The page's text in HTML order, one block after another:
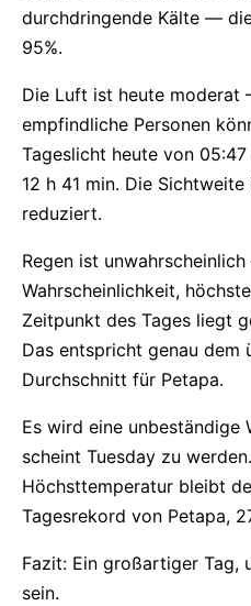
durchdringende Kälte —
95%.
Die Luft ist heute moderat
empfindliche Personen
Tageslicht heute von
12 h 41 min. Die
reduziert.
Regen ist
Wahrscheinlichkeit,
Zeitpunkt des Tages liegt
Das entspricht genau dem
Durchschnitt für Petapa.
Es wird eine unbeständige
scheint Tuesday zu
Höchsttemperatur bleibt
Tagesrekord von Petapa,
Fazit: Ein großartiger Tag,
sein.